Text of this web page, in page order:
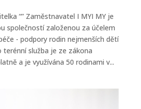
“” Zaměstnavatel I MYI MY je
společností založenou za účelem
- podpory rodin nejmenších dětí
služba je ze zákona
a je využívána 50 rodinami v...